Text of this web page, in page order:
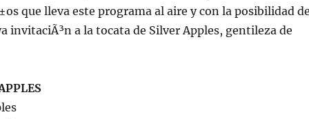
que lleva este programa al aire y con la posibilidad
invitaciÃ³n a la tocata de Silver Apples, gentileza de